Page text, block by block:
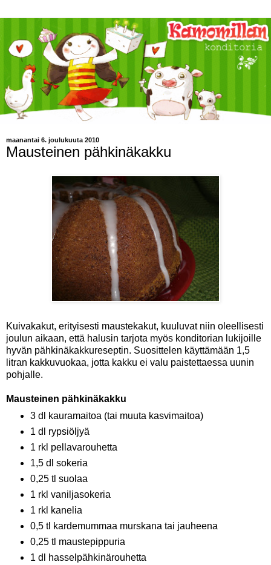
maanantai 6. joulukuuta 2010
Mausteinen pähkinäkakku
Kuivakakut, erityisesti maustekakut, kuuluvat niin oleellisesti
joulun aikaan, että halusin tarjota myös konditorian lukijoille
hyvän pähkinäkakkureseptin. Suosittelen käyttämään 1,5
litran kakkuvuokaa, jotta kakku ei valu paistettaessa uunin
pohjalle.
Mausteinen pähkinäkakku
3 dl kauramaitoa (tai muuta kasvimaitoa)
1 dl rypsiöljyä
1 rkl pellavarouhetta
1,5 dl sokeria
0,25 tl suolaa
1 rkl vaniljasokeria
1 rkl kanelia
0,5 tl kardemummaa murskana tai jauheena
0,25 tl maustepippuria
1 dl hasselpähkinärouhetta